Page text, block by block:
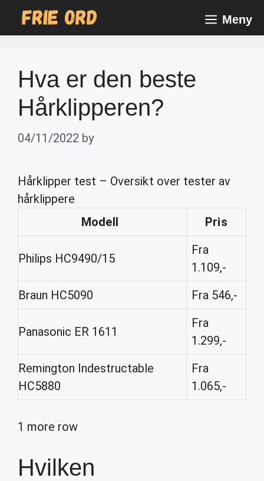
Meny
Hva er den beste
Hårklipperen?
04/11/2022 by
Hårklipper test – Oversikt over tester av
hårklippere
Modell
Pris
Philips HC9490/15
Fra
1.109,-
Braun HC5090
Fra 546,-
Panasonic ER 1611
Fra
1.299,-
Remington Indestructable
HC5880
Fra
1.065,-
1 more row
Hvilken